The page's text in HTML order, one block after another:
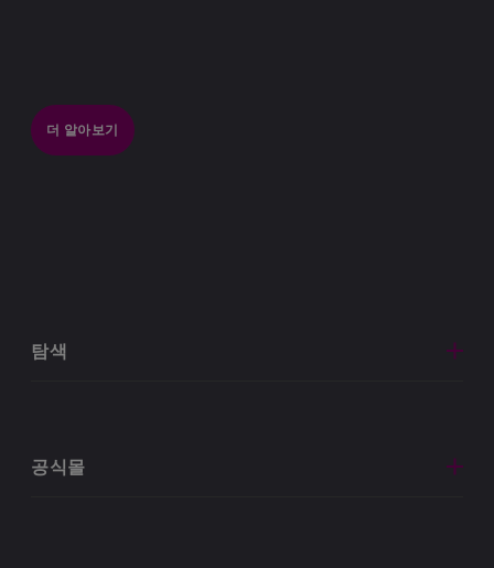
더 알아보기
탐색
공식몰